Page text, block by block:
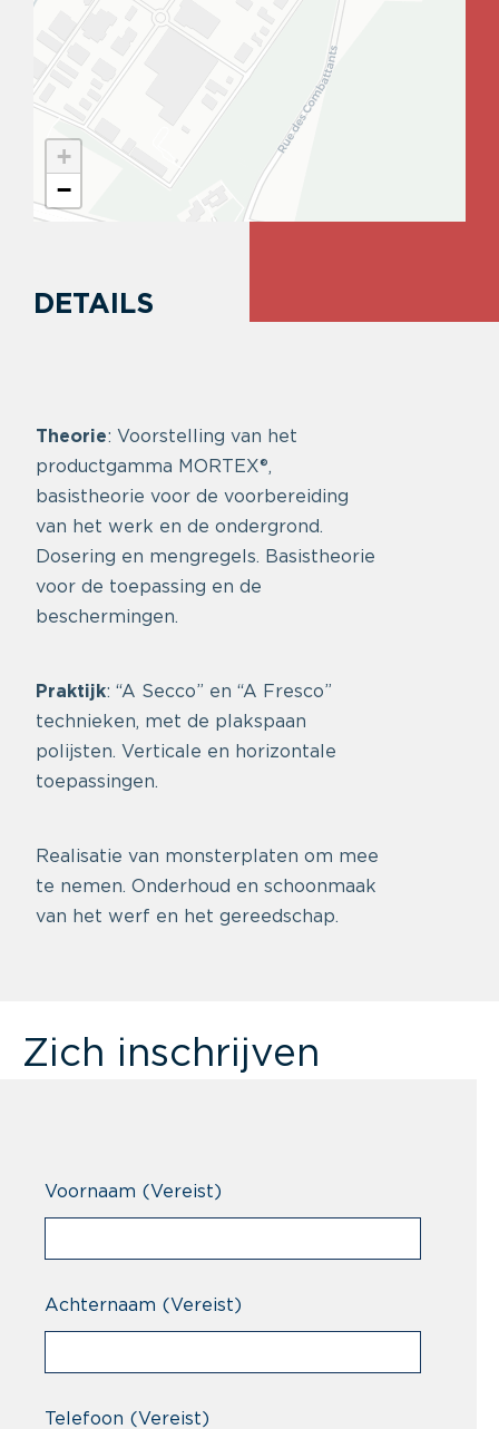
+
−
DETAILS
Theorie: Voorstelling van het
productgamma MORTEX®,
basistheorie voor de voorbereiding
van het werk en de ondergrond.
Dosering en mengregels. Basistheorie
voor de toepassing en de
beschermingen.
Praktijk: “A Secco” en “A Fresco”
technieken, met de plakspaan
polijsten. Verticale en horizontale
toepassingen.
Realisatie van monsterplaten om mee
te nemen. Onderhoud en schoonmaak
van het werf en het gereedschap.
Zich inschrijven
Voornaam (Vereist)
Achternaam (Vereist)
Telefoon (Vereist)